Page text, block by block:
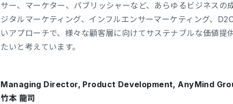
サー、マーケター、パブリッシャーなど、あらゆるビジネスの
ジタルマーケティング、インフルエンサーマーケティング、
いアプローチで、様々な顧客層に向けてサステナブルな価値提
たいと考えています。
Managing Director, Product Development, AnyMind
竹本 龍司